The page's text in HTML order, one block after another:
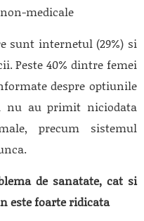
medicale
sunt internetul (29%) si
Peste 40% dintre femei
despre optiunile
nu au primit niciodata
precum sistemul
de sanatate, cat si
este foarte ridicata